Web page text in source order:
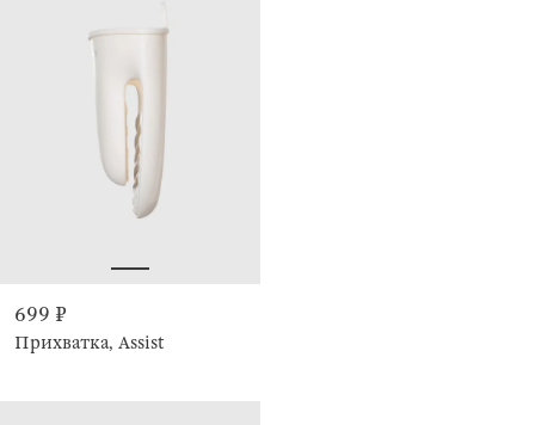
699 ₽
Прихватка, Assist